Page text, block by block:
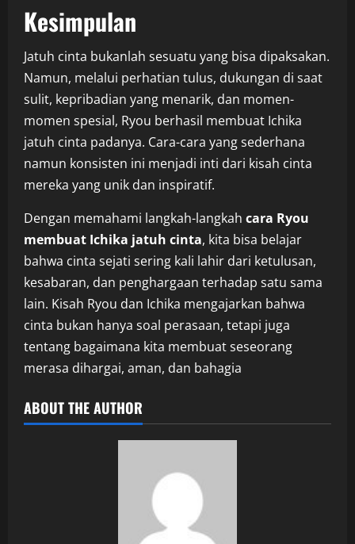
Kesimpulan
Jatuh cinta bukanlah sesuatu yang bisa dipaksakan.
Namun, melalui perhatian tulus, dukungan di saat
sulit, kepribadian yang menarik, dan momen-
momen spesial, Ryou berhasil membuat Ichika
jatuh cinta padanya. Cara-cara yang sederhana
namun konsisten ini menjadi inti dari kisah cinta
mereka yang unik dan inspiratif.
Dengan memahami langkah-langkah cara Ryou
membuat Ichika jatuh cinta, kita bisa belajar
bahwa cinta sejati sering kali lahir dari ketulusan,
kesabaran, dan penghargaan terhadap satu sama
lain. Kisah Ryou dan Ichika mengajarkan bahwa
cinta bukan hanya soal perasaan, tetapi juga
tentang bagaimana kita membuat seseorang
merasa dihargai, aman, dan bahagia
ABOUT THE AUTHOR